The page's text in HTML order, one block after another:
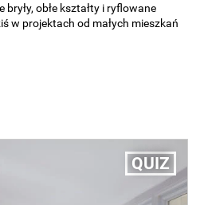
obłe kształty i ryflowane
w projektach od małych mieszkań
QUIZ